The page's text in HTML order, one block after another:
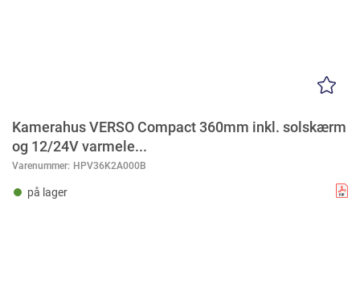
Kamerahus VERSO Compact 360mm inkl. solskærm
og 12/24V varmele...
Varenummer: HPV36K2A000B
på lager